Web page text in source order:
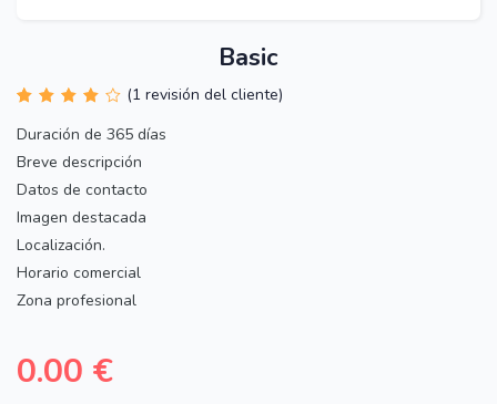
Basic
4.00de 5
valoración
de un
(1 revisión del cliente)
Duración de 365 días
Breve descripción
Datos de contacto
Imagen destacada
Localización.
Horario comercial
Zona profesional
0.00 €